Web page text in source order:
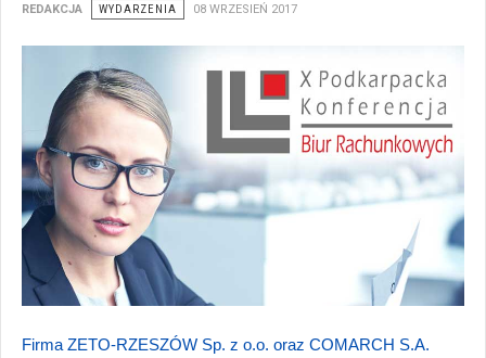
REDAKCJA WYDARZENIA 08 WRZESIEŃ 2017
Firma ZETO-RZESZÓW Sp. z o.o. oraz COMARCH S.A.